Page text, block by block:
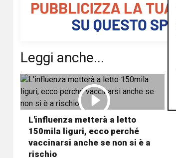
Leggi anche...
L'influenza metterà a letto
150mila liguri, ecco perché
vaccinarsi anche se non si è a
rischio